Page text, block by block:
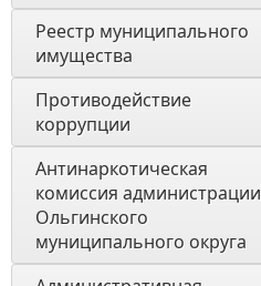
Реестр муниципального
имущества
Противодействие
коррупции
Антинаркотическая
комиссия администрации
Ольгинского
муниципального округа